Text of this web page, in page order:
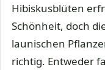
Hibiskusblüten
Schönheit, doch
launischen
richtig. Entweder